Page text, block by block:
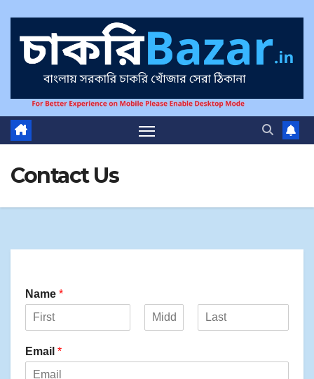
Contact Us
Name *
i
r
Email *